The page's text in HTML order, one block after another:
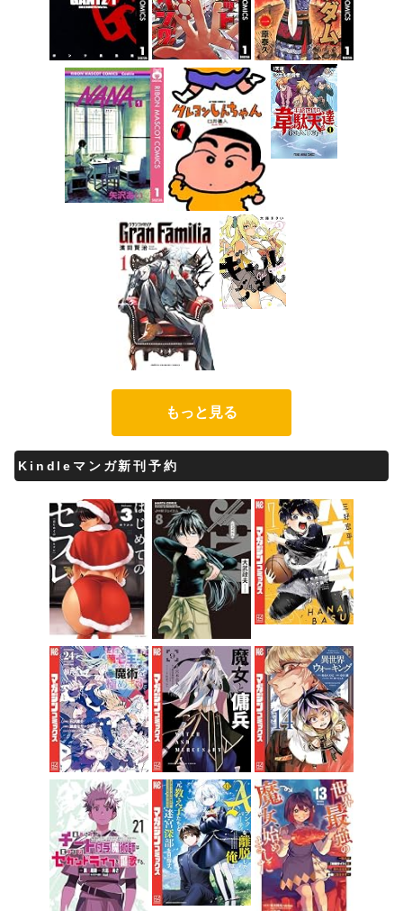
もっと見る
Kindleマンガ新刊予約